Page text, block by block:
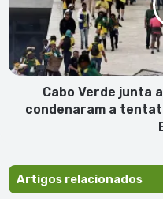
sua
países
que
condenaram
ao
poder
Cabo Verde junta
condenaram a
Artigos relacionados